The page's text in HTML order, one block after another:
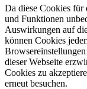
Da diese Cookies für
und Funktionen
Auswirkungen auf
können Cookies
dieser Webseite
Cookies zu
erneut besuchen.